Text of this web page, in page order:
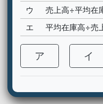
ウ
売上高÷平均在
エ
平均在庫高÷売
ア イ